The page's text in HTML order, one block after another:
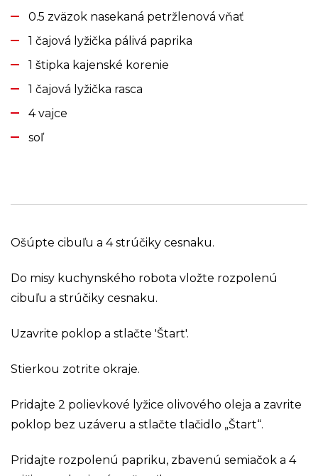
0.5 zväzok nasekaná petržlenová vňať
1 čajová lyžička pálivá paprika
1 štipka kajenské korenie
1 čajová lyžička rasca
4 vajce
soľ
Ošúpte cibuľu a 4 strúčiky cesnaku.
Do misy kuchynského robota vložte rozpolenú
cibuľu a strúčiky cesnaku.
Uzavrite poklop a stlačte 'Štart'.
Stierkou zotrite okraje.
Pridajte 2 polievkové lyžice olivového oleja a zavrite
poklop bez uzáveru a stlačte tlačidlo „Štart“.
Pridajte rozpolenú papriku, zbavenú semiačok a 4